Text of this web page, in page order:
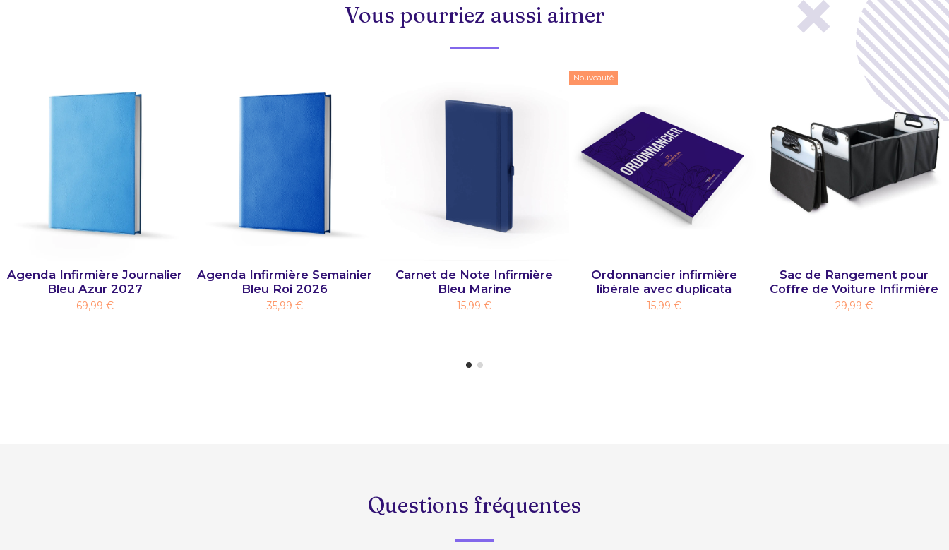
Vous pourriez aussi aimer
Agenda Infirmière Journalier
Bleu Azur 2027
69,99 €
Agenda Infirmière Semainier
Bleu Roi 2026
35,99 €
Carnet de Note Infirmière
Bleu Marine
15,99 €
Nouveauté
Ordonnancier infirmière
libérale avec duplicata
15,99 €
Sac de Rangement pour
Coffre de Voiture Infirmière
29,99 €
Questions fréquentes